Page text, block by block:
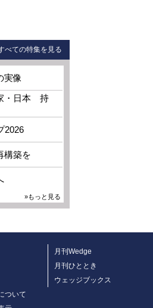
べての特集を見る
実像
・日本 持
2026
構築を
»もっと見る
ついて
月刊Wedge
月刊ひととき
ウェッジブックス